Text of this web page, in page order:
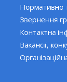
Нормативно-
Звернення
Контактна
Вакансії,